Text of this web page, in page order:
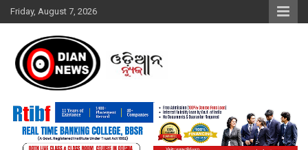
Skip
to
Friday, August 7, 2026
ଓଡିଆନ୍ ନ୍ୟୁଜ